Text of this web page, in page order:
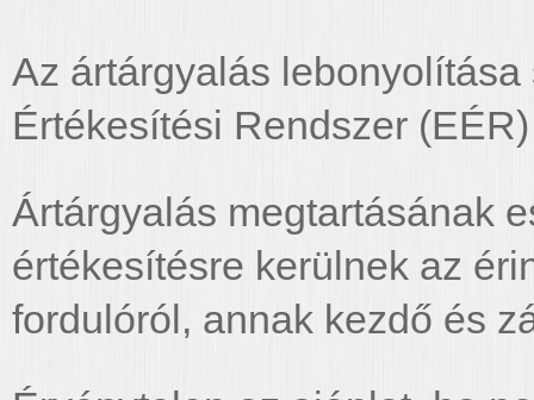
Az ártárgyalás
Értékesítési Rendszer
Ártárgyalás megtartásának
értékesítésre kerülnek az
fordulóról, annak kezdő és